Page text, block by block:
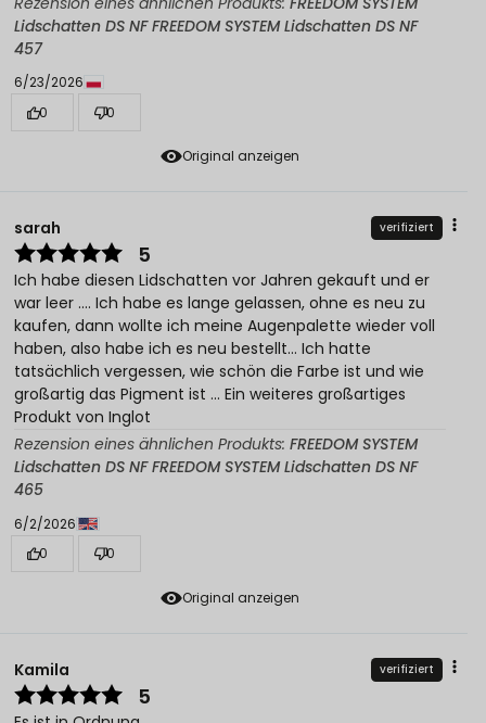
Original anzeigen
Lidschatten DS NF FREEDOM SYSTEM Lidschatten DS NF
457
6/23/2026
0
0
Original anzeigen
sarah verifiziert
5
Ich habe diesen Lidschatten vor Jahren gekauft und er
war leer .... Ich habe es lange gelassen, ohne es neu zu
kaufen, dann wollte ich meine Augenpalette wieder voll
haben, also habe ich es neu bestellt... Ich hatte
tatsächlich vergessen, wie schön die Farbe ist und wie
großartig das Pigment ist ... Ein weiteres großartiges
Produkt von Inglot
Rezension eines ähnlichen Produkts: FREEDOM SYSTEM
Lidschatten DS NF FREEDOM SYSTEM Lidschatten DS NF
465
6/2/2026
0
0
Kamila verifiziert
5